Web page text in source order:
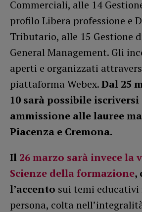
Commerciali, alle 14
profilo Libera professione e
Tributario, alle 15 Gestione
General Management. Gli
aperti e organizzati
piattaforma Webex.Dal 25
10 sarà possibile
ammissione alle lauree
Piacenza e Cremona.
Il 26 marzo sarà invece la
Scienze della formazione,
l’accento sui temi
persona, colta